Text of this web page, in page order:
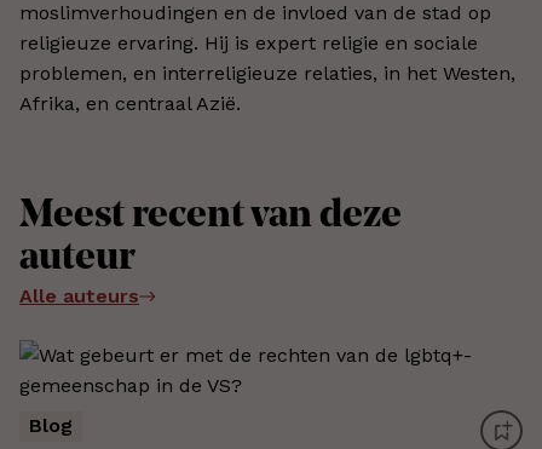
moslimverhoudingen en de invloed van de stad op
religieuze ervaring. Hij is expert religie en sociale
problemen, en interreligieuze relaties, in het Westen,
Afrika, en centraal Azië.
Meest recent van deze
auteur
Alle auteurs
Blog